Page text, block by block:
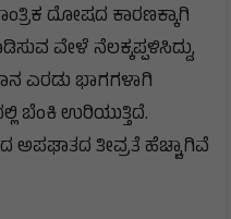
ದೋಷದ ಕಾರಣಕ್ಕಾಗಿ
ವೇಳೆ ನೆಲಕ್ಕಪ್ಪಳಿಸಿದ್ದು,
ಎರಡು ಭಾಗಗಳಾಗಿ
ಬೆಂಕಿ ಉರಿಯುತ್ತಿದೆ.
ಅಪಘಾತದ ತೀವ್ರತೆ ಹೆಚ್ಚಾಗಿವೆ